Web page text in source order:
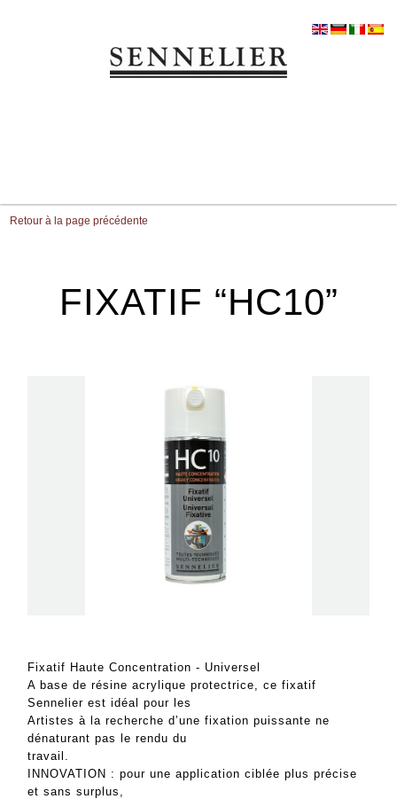
Retour à la page précédente
FIXATIF “HC10”
Fixatif Haute Concentration - Universel
A base de résine acrylique protectrice, ce fixatif
Sennelier est idéal pour les
Artistes à la recherche d’une fixation puissante ne
dénaturant pas le rendu du
travail.
INNOVATION : pour une application ciblée plus précise
et sans surplus,